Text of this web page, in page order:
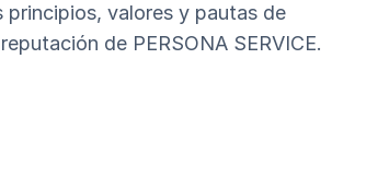
principios, valores y pautas de
de PERSONA SERVICE.